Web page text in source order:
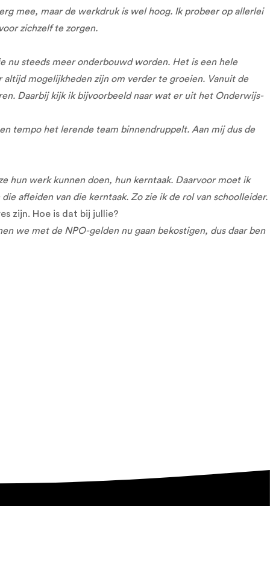
mee, maar de werkdruk is wel hoog. Ik probeer op allerlei
zichzelf te zorgen.
nu steeds meer onderbouwd worden. Het is een hele
mogelijkheden zijn om verder te groeien. Vanuit de
Daarbij kijk ik bijvoorbeeld naar wat er uit het Onderwijs-
tempo het lerende team binnendruppelt. Aan mij dus de
hun werk kunnen doen, hun kerntaak. Daarvoor moet ik
afleiden van die kerntaak. Zo zie ik de rol van schoolleider.
zijn. Hoe is dat bij jullie?
we met de NPO-gelden nu gaan bekostigen, dus daar ben